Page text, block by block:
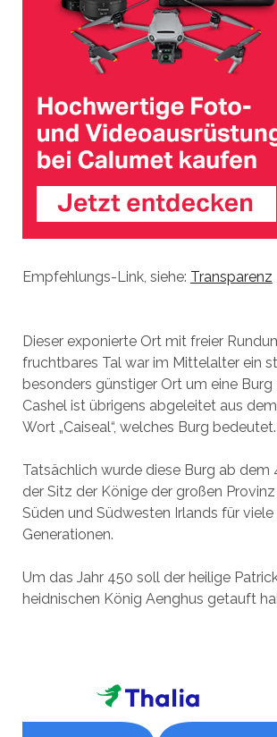
Empfehlungs-Link, siehe: Transparenz
Dieser exponierte Ort mit freier
fruchtbares Tal war im Mittelalter ein
besonders günstiger Ort um eine Burg
Cashel ist übrigens abgeleitet aus
Wort „Caiseal“, welches Burg bedeutet.
Tatsächlich wurde diese Burg ab dem
der Sitz der Könige der großen
Süden und Südwesten Irlands für viele
Generationen.
Um das Jahr 450 soll der heilige
heidnischen König Aenghus getauft